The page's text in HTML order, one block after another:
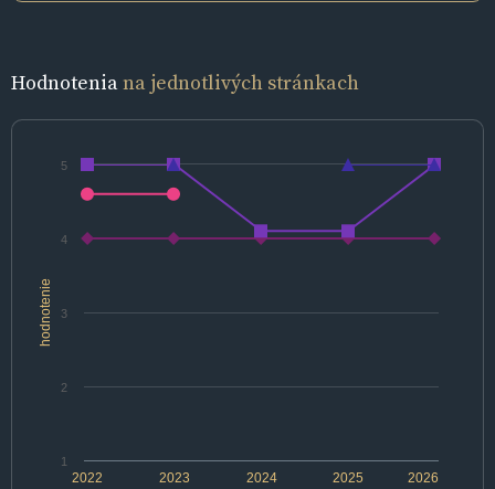
Hodnoteniana jednotlivých stránkach
hodnotenie
2022 2024 2026
2023 2025
1
2
3
4
5